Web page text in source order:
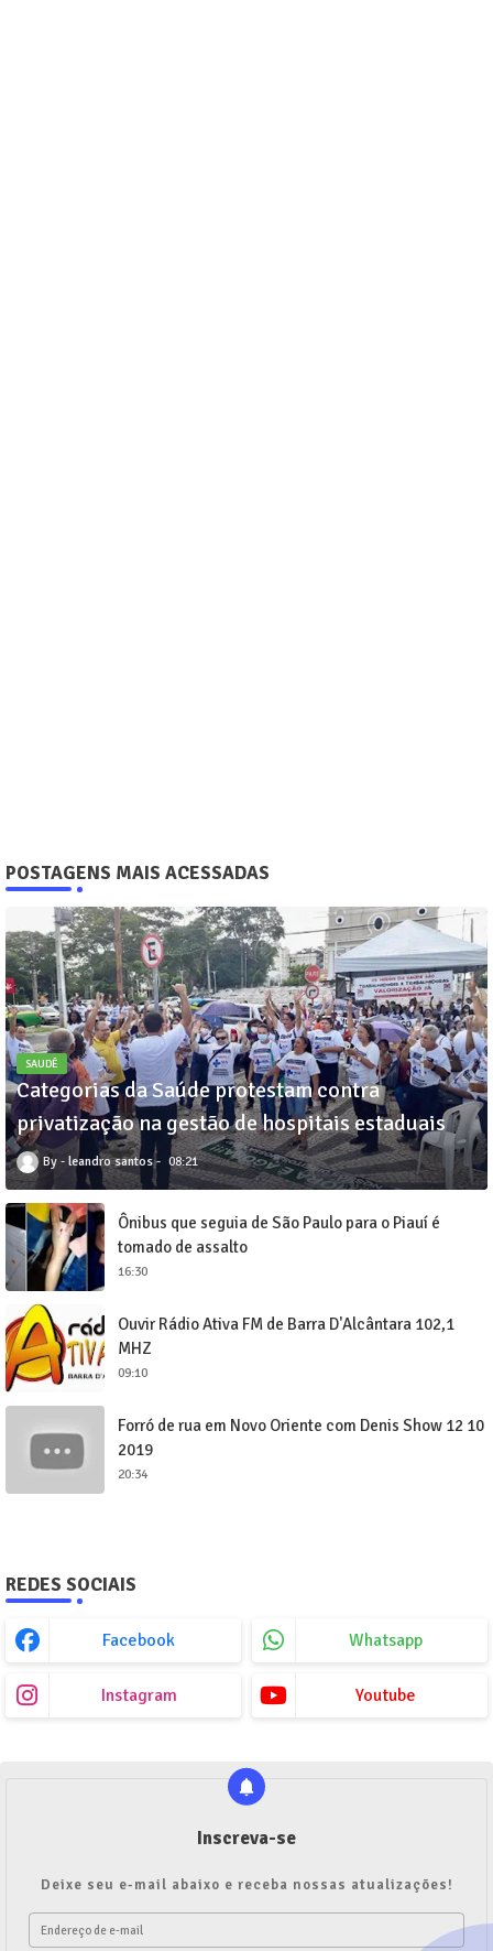
POSTAGENS MAIS ACESSADAS
SAUDÊ
Categorias da Saúde protestam contra
privatização na gestão de hospitais estaduais
leandro santos 08:21
Ônibus que seguia de São Paulo para o Piauí é
tomado de assalto
16:30
Ouvir Rádio Ativa FM de Barra D'Alcântara 102,1
MHZ
09:10
Forró de rua em Novo Oriente com Denis Show 12 10
2019
20:34
REDES SOCIAIS
Facebook Whatsapp
Instagram Youtube
Inscreva-se
Deixe seu e-mail abaixo e receba nossas atualizações!